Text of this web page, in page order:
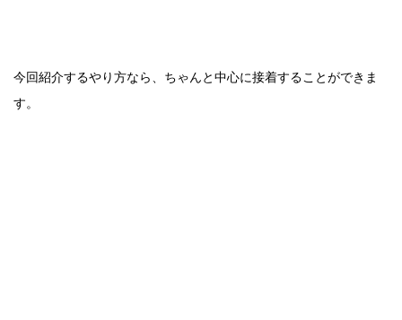
今回紹介するやり方なら、ちゃんと中心に接着することができま
す。